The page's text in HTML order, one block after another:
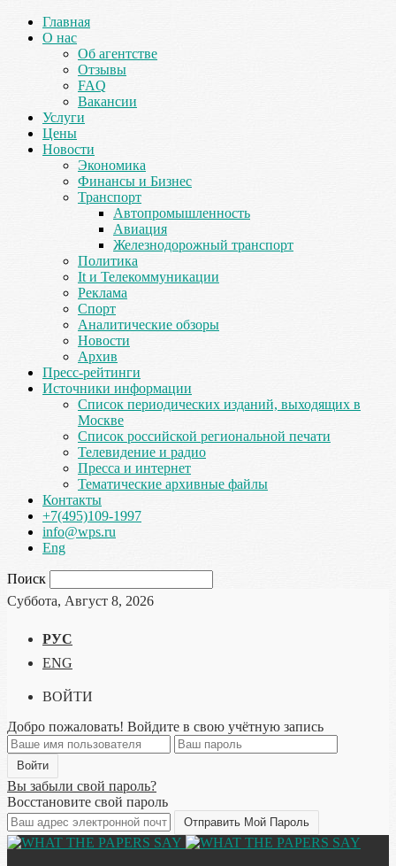
Главная
О нас
Об агентстве
Отзывы
FAQ
Вакансии
Услуги
Цены
Новости
Экономика
Финансы и Бизнес
Транспорт
Автопромышленность
Авиация
Железнодорожный транспорт
Политика
It и Телекоммуникации
Реклама
Спорт
Аналитические обзоры
Новости
Архив
Пресс-рейтинги
Источники информации
Список периодических изданий, выходящих в
Москве
Список российской региональной печати
Телевидение и радио
Пресса и интернет
Тематические архивные файлы
Контакты
+7(495)109-1997
info@wps.ru
Eng
Поиск
Суббота, Август 8, 2026
РУС
ENG
ВОЙТИ
Добро пожаловать! Войдите в свою учётную запись
Вы забыли свой пароль?
Восстановите свой пароль